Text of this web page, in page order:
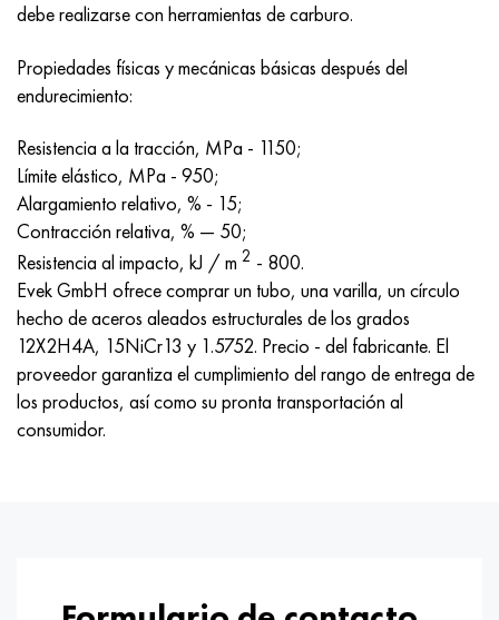
debe realizarse con herramientas de carburo.
Propiedades físicas y mecánicas básicas después del
endurecimiento:
Resistencia a la tracción, MPa - 1150;
Límite elástico, MPa - 950;
Alargamiento relativo, % - 15;
Contracción relativa, % — 50;
Resistencia al impacto, kJ / m 2 - 800.
Evek GmbH ofrece comprar un tubo, una varilla, un círculo
hecho de aceros aleados estructurales de los grados
12X2H4A, 15NiCr13 y 1.5752. Precio - del fabricante. El
proveedor garantiza el cumplimiento del rango de entrega de
los productos, así como su pronta transportación al
consumidor.
Hastelloy x
udimet 500
udimet 720
A40G, 44smn28, 1.0762, 46s20